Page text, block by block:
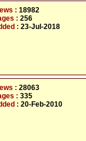
: 18982
: 256
: 23-Jul-2018
: 28063
: 335
: 20-Feb-2010